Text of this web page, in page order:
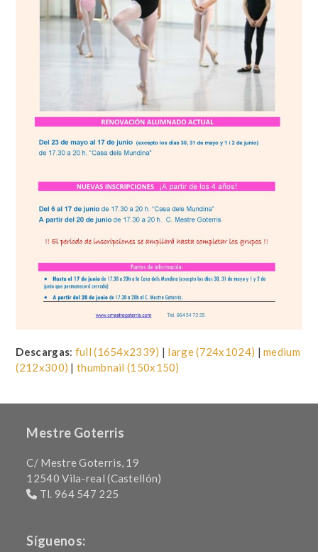
Descargas: full (1654x2339) | large (724x1024) |medium
(212x300) |thumbnail (150x150)
Mestre Goterris
C/ Mestre Goterris, 19
12540 Vila-real (Castellón)
Tl. 964 547 225
Síguenos: